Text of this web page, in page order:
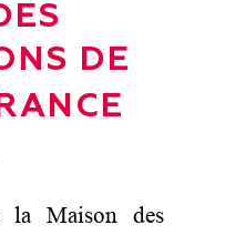
DE
la Maison des